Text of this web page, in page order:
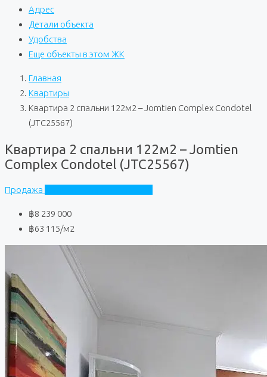
Адрес
Детали объекта
Удобства
Еще объекты в этом ЖК
Главная
Квартиры
Квартира 2 спальни 122м2 – Jomtien Complex Condotel
(JTC25567)
Квартира 2 спальни 122м2 – Jomtien
Complex Condotel (JTC25567)
Продажа
฿8 239 000
฿63 115/м2